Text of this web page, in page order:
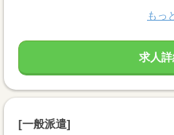
もっ
求人
[一般派遣]